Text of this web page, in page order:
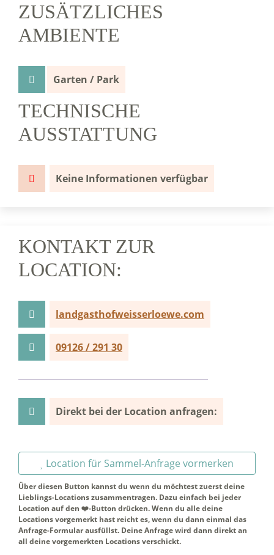
ZUSÄTZLICHES
AMBIENTE
Garten / Park
TECHNISCHE
AUSSTATTUNG
Keine Informationen verfügbar
KONTAKT ZUR
LOCATION:
landgasthofweisserloewe.com
09126 / 291 30
Direkt bei der Location anfragen:
Location für Sammel-Anfrage vormerken
Über diesen Button kannst du wenn du möchtest zuerst deine
Lieblings-Locations zusammentragen. Dazu einfach bei jeder
Location auf den ❤️-Button drücken. Wenn du alle deine
Locations vorgemerkt hast reicht es, wenn du dann einmal das
Anfrage-Formular ausfüllst. Deine Anfrage wird dann direkt an
all deine vorgemerkten Locations verschickt.